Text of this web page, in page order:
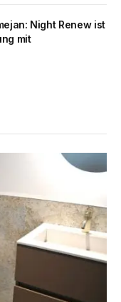
Night Renew ist
mit